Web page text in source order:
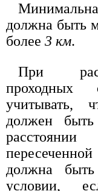
должна быть
более 3 км.
При
проходных
учитывать,
должен
расстоянии
должна
условии,